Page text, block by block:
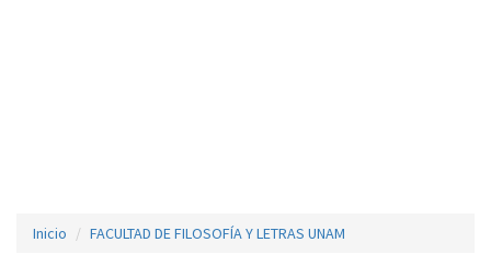
Inicio FACULTAD DE FILOSOFÍA Y LETRAS UNAM